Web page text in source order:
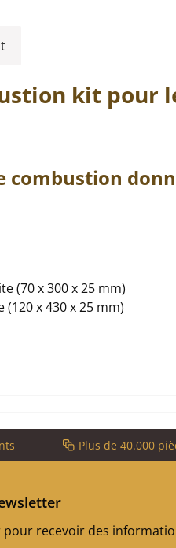
kit pour
combustion
(70 x 300 x 25 mm)
x 430 x 25 mm)
Plus de 40.000
recevoir des